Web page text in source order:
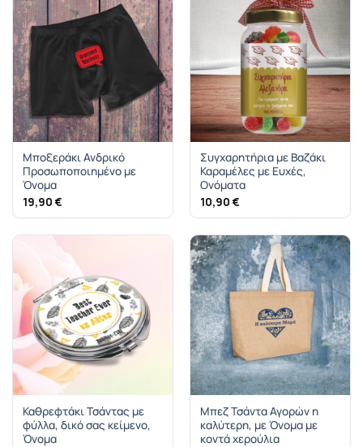
Μποξεράκι Ανδρικό
Προσωποποιημένο με
Όνομα
19,90 €
Συγχαρητήρια με Βαζάκι
Καραμέλες με Ευχές,
Ονόματα
10,90 €
Καθρεφτάκι Τσάντας με
φύλλα, δικό σας κείμενο,
Όνομα
Mπεζ Τσάντα Αγορών η
καλύτερη, με Όνομα με
κοντά χερούλια